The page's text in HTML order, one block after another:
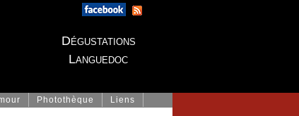
Dégustations
Languedoc
Photothèque Liens